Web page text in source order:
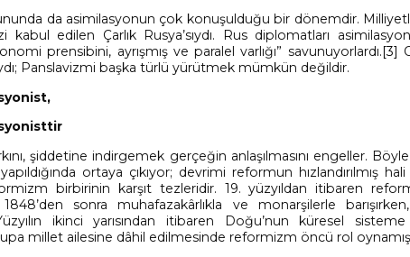
da asimilasyonun çok konuşulduğu bir dönemdir.
edilen Çarlık Rusya’sıydı. Rus diplomatları
prensibini, ayrışmış ve paralel varlığı” savunuyorlardı. [3]
Panslavizmi başka türlü yürütmek mümkün değildir.
şiddetine indirgemek gerçeğin anlaşılmasını engeller.
yapıldığında ortaya çıkıyor; devrimi reformun hızlandırılmış
birbirinin karşıt tezleridir. 19. yüzyıldan itibaren
1848’den sonra muhafazakârlıkla ve monarşilerle
ikinci yarısından itibaren Doğu’nun küresel
millet ailesine dâhil edilmesinde reformizm öncü rol